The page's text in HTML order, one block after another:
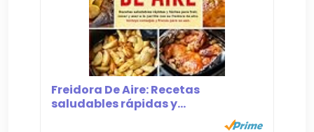
Freidora De Aire: Recetas
saludables rápidas y...